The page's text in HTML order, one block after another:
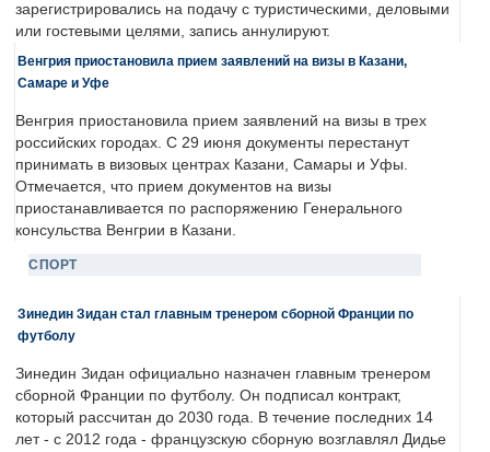
зарегистрировались на подачу с туристическими, деловыми
или гостевыми целями, запись аннулируют.
Венгрия приостановила прием заявлений на визы в Казани,
Самаре и Уфе
Венгрия приостановила прием заявлений на визы в трех
российских городах. С 29 июня документы перестанут
принимать в визовых центрах Казани, Самары и Уфы.
Отмечается, что прием документов на визы
приостанавливается по распоряжению Генерального
консульства Венгрии в Казани.
СПОРТ
Зинедин Зидан стал главным тренером сборной Франции по
футболу
Зинедин Зидан официально назначен главным тренером
сборной Франции по футболу. Он подписал контракт,
который рассчитан до 2030 года. В течение последних 14
лет - с 2012 года - французскую сборную возглавлял Дидье